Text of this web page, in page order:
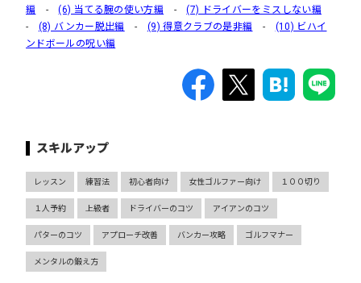
編 -(6) 当てる腕の使い方編 -(7) ドライバーをミスしない編
- (8) バンカー脱出編 - (9) 得意クラブの是非編 - (10) ビハイ
ンドボールの呪い編
スキルアップ
レッスン 練習法 初心者向け 女性ゴルファー向け １００切り
１人予約 上級者 ドライバーのコツ アイアンのコツ
パターのコツ アプローチ改善 バンカー攻略 ゴルフマナー
メンタルの鍛え方